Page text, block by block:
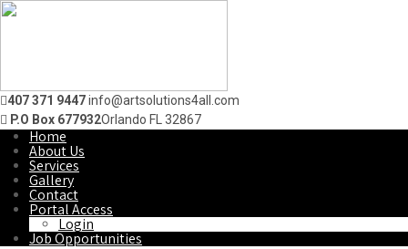
407 371 9447info@artsolutions4all.com
P.O Box 677932Orlando FL 32867
Home
About Us
Services
Gallery
Contact
Portal Access
Login
Job Opportunities